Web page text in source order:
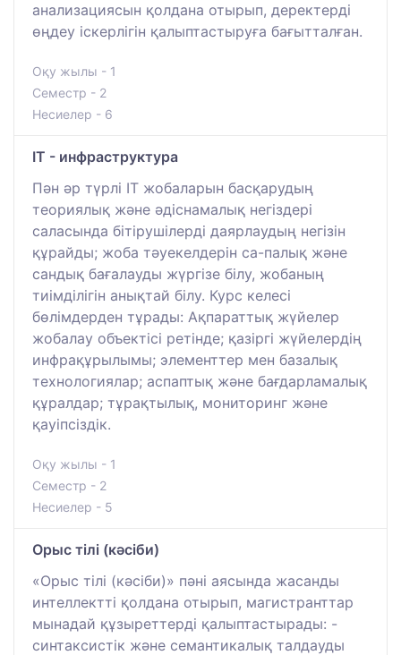
анализациясын қолдана отырып, деректерді
өңдеу іскерлігін қалыптастыруға бағытталған.
Оқу жылы - 1
Семестр - 2
Несиелер - 6
IT - инфраструктура
Пән әр түрлі ІТ жобаларын басқарудың
теориялық және әдіснамалық негіздері
саласында бітірушілерді даярлаудың негізін
құрайды; жоба тәуекелдерін са-палық және
сандық бағалауды жүргізе білу, жобаның
тиімділігін анықтай білу. Курс келесі
бөлімдерден тұрады: Ақпараттық жүйелер
жобалау объектісі ретінде; қазіргі жүйелердің
инфрақұрылымы; элементтер мен базалық
технологиялар; аспаптық және бағдарламалық
құралдар; тұрақтылық, мониторинг және
қауіпсіздік.
Оқу жылы - 1
Семестр - 2
Несиелер - 5
Орыс тілі (кәсіби)
«Орыс тілі (кәсіби)» пәні аясында жасанды
интеллектті қолдана отырып, магистранттар
мынадай құзыреттерді қалыптастырады: -
синтаксистік және семантикалық талдауды